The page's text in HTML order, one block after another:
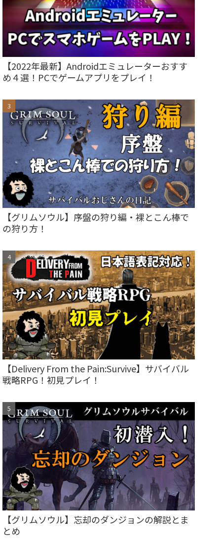
【2022年最新】Androidエミュレーターおすす
め４選！PCでゲームアプリをプレイ！
【グリムソウル】序盤の狩り編・裸とこん棒で
の狩り方！
【Delivery From the Pain:Survive】サバイバル
戦略RPG！初見プレイ！
【グリムソウル】忘却のダンジョンの解説とま
とめ